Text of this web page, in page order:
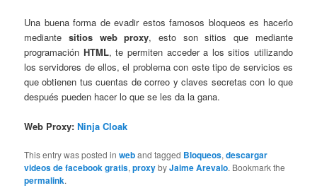
Una buena forma de evadir estos famosos bloqueos es hacerlo
mediante sitios web proxy, esto son sitios que mediante
programación HTML, te permiten acceder a los sitios utilizando
los servidores de ellos, el problema con este tipo de servicios es
que obtienen tus cuentas de correo y claves secretas con lo que
después pueden hacer lo que se les da la gana.
Web Proxy:Ninja Cloak
This entry was posted inweband tagged Bloqueos,descargar
videos de facebook gratis,proxybyJaime Arevalo. Bookmark the
permalink.